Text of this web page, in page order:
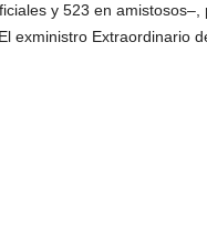
y 523 en
exministro Extraordinario